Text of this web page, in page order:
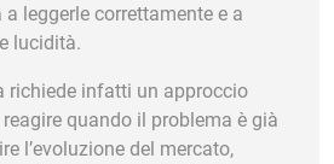
a leggerle correttamente e a
lucidità.
richiede infatti un approccio
quando il problema è già
l’evoluzione del mercato,